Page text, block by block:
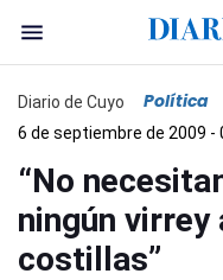
Diario de Cuyo Política
6 de septiembre de 2009 -
“No
ningún
costillas”